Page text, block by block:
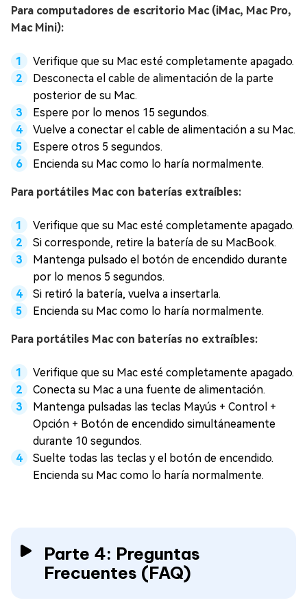
Para computadores de escritorio Mac (iMac, Mac Pro,
Mac Mini):
Verifique que su Mac esté completamente apagado.
Desconecta el cable de alimentación de la parte
posterior de su Mac.
Espere por lo menos 15 segundos.
Vuelve a conectar el cable de alimentación a su Mac.
Espere otros 5 segundos.
Encienda su Mac como lo haría normalmente.
Para portátiles Mac con baterías extraíbles:
Verifique que su Mac esté completamente apagado.
Si corresponde, retire la batería de su MacBook.
Mantenga pulsado el botón de encendido durante
por lo menos 5 segundos.
Si retiró la batería, vuelva a insertarla.
Encienda su Mac como lo haría normalmente.
Para portátiles Mac con baterías no extraíbles:
Verifique que su Mac esté completamente apagado.
Conecta su Mac a una fuente de alimentación.
Mantenga pulsadas las teclas Mayús + Control +
Opción + Botón de encendido simultáneamente
durante 10 segundos.
Suelte todas las teclas y el botón de encendido.
Encienda su Mac como lo haría normalmente.
Parte 4: Preguntas
Frecuentes (FAQ)